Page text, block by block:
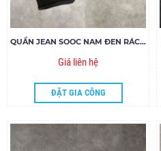
QUẦN JEAN SOOC NAM ĐEN RÁCH SR635.1
Giá liên hệ
ĐẶT GIA CÔNG